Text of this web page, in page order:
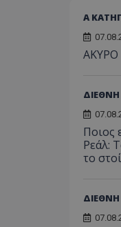
Α
AKYΡΟ
ΔΙΕΘΝΗ
Ποιος
Ρεάλ:
το
ΔΙΕΘΝΗ